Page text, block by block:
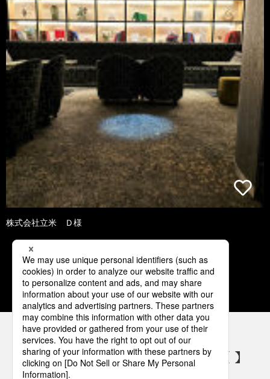
株式会社立米 Ｄ様
2 3 4 5 6
パナソニックの電気設備 SNSアカウント